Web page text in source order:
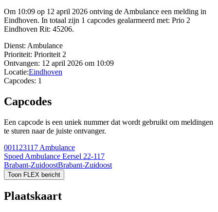
Om 10:09 op 12 april 2026 ontving de Ambulance een melding in
Eindhoven. In totaal zijn 1 capcodes gealarmeerd met: Prio 2
Eindhoven Rit: 45206.
Dienst: Ambulance
Prioriteit: Prioriteit 2
Ontvangen: 12 april 2026 om 10:09
Locatie:Eindhoven
Capcodes: 1
Capcodes
Een capcode is een uniek nummer dat wordt gebruikt om meldingen
te sturen naar de juiste ontvanger.
001123117 Ambulance
Spoed Ambulance Eersel 22-117
Brabant-ZuidoostBrabant-Zuidoost
Toon FLEX bericht
Plaatskaart